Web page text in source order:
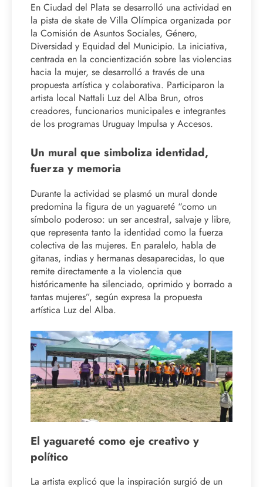
En Ciudad del Plata se desarrolló una actividad en
la pista de skate de Villa Olímpica organizada por
la Comisión de Asuntos Sociales, Género,
Diversidad y Equidad del Municipio. La iniciativa,
centrada en la concientización sobre las violencias
hacia la mujer, se desarrolló a través de una
propuesta artística y colaborativa. Participaron la
artista local Nattali Luz del Alba Brun, otros
creadores, funcionarios municipales e integrantes
de los programas Uruguay Impulsa y Accesos.
Un mural que simboliza identidad,
fuerza y memoria
Durante la actividad se plasmó un mural donde
predomina la figura de un yaguareté “como un
símbolo poderoso: un ser ancestral, salvaje y libre,
que representa tanto la identidad como la fuerza
colectiva de las mujeres. En paralelo, habla de
gitanas, indias y hermanas desaparecidas, lo que
remite directamente a la violencia que
históricamente ha silenciado, oprimido y borrado a
tantas mujeres”, según expresa la propuesta
artística Luz del Alba.
El yaguareté como eje creativo y
político
La artista explicó que la inspiración surgió de un